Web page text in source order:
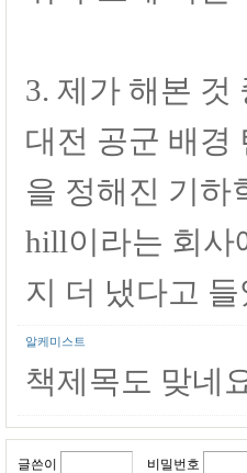
3. 제가 해본 것
대전 공군 배경
을 정해진 기하
hill이라는 회사
지 더 냈다고
알케미스트
책제목도 맞네
글쓴이 비밀번호